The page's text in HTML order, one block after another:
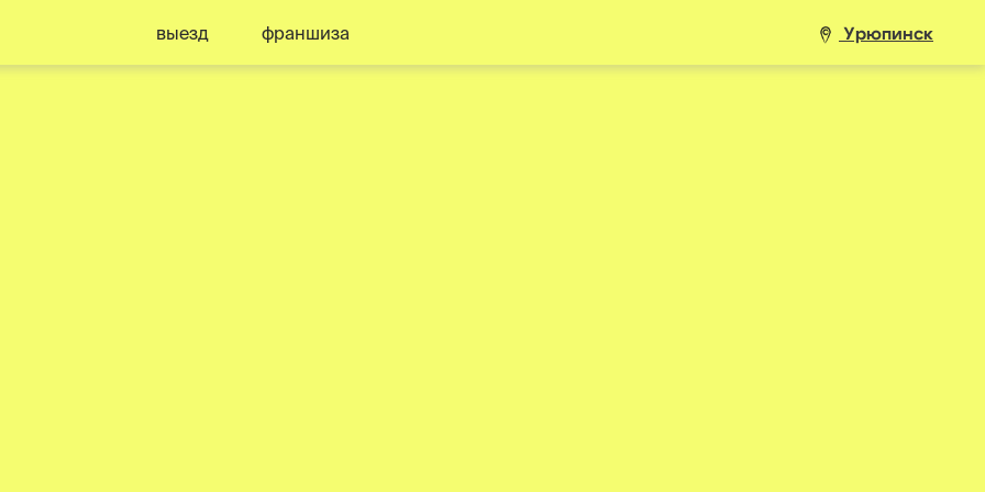
выезд франшиза Урюпинск